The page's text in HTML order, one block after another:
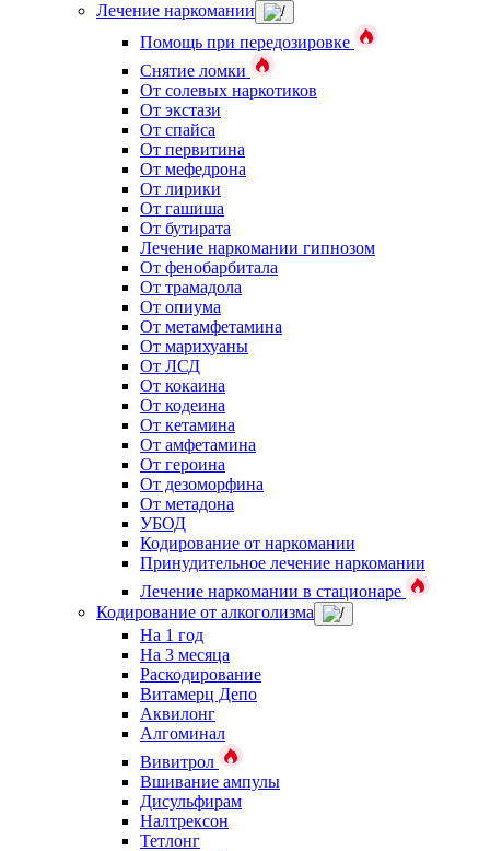
Лечение наркомании
Помощь при передозировке
Снятие ломки
От солевых наркотиков
От экстази
От спайса
От первитина
От мефедрона
От лирики
От гашиша
От бутирата
Лечение наркомании гипнозом
От фенобарбитала
От трамадола
От опиума
От метамфетамина
От марихуаны
От ЛСД
От кокаина
От кодеина
От кетамина
От амфетамина
От героина
От дезоморфина
От метадона
УБОД
Кодирование от наркомании
Принудительное лечение наркомании
Лечение наркомании в стационаре
Кодирование от алкоголизма
На 1 год
На 3 месяца
Раскодирование
Витамерц Депо
Аквилонг
Алгоминал
Вивитрол
Вшивание ампулы
Дисульфирам
Налтрексон
Тетлонг